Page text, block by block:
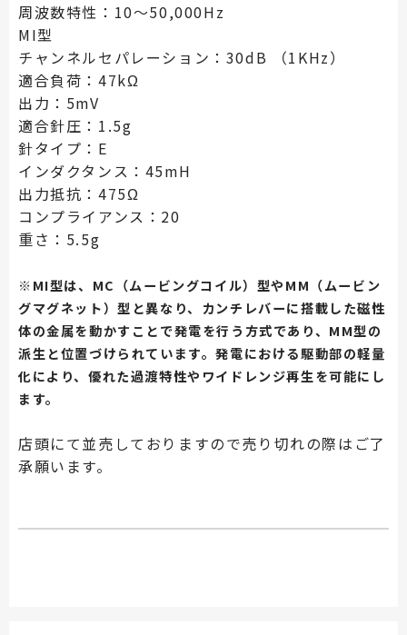
周波数特性：10～50,000Hz
MI型
チャンネルセパレーション：30dB （1KHz）
適合負荷：47kΩ
出力：5mV
適合針圧：1.5g
針タイプ：E
インダクタンス：45mH
出力抵抗：475Ω
コンプライアンス：20
重さ：5.5g
※MI型は、MC（ムービングコイル）型やMM（ムービン
グマグネット）型と異なり、カンチレバーに搭載した磁性
体の金属を動かすことで発電を行う方式であり、MM型の
派生と位置づけられています。発電における駆動部の軽量
化により、優れた過渡特性やワイドレンジ再生を可能にし
ます。
店頭にて並売しておりますので売り切れの際はご了
承願います。